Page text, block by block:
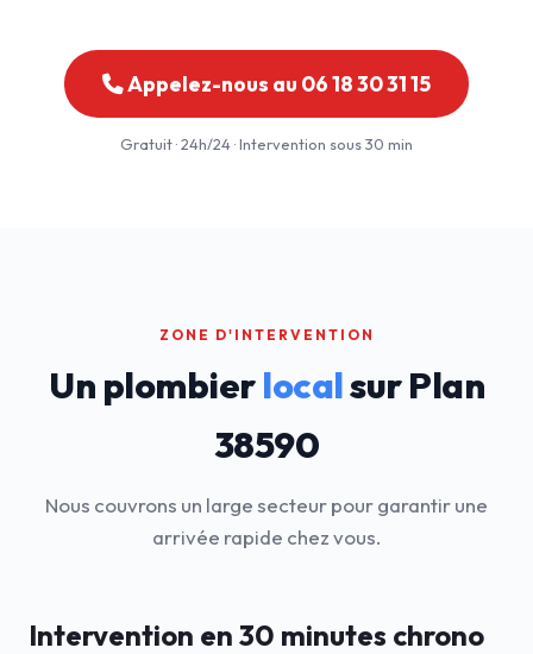
Appelez-nous au 06 18 30 31 15
Gratuit · 24h/24 · Intervention sous 30 min
ZONE D'INTERVENTION
Un plombierlocalsur Plan
38590
Nous couvrons un large secteur pour garantir une
arrivée rapide chez vous.
Intervention en 30 minutes chrono